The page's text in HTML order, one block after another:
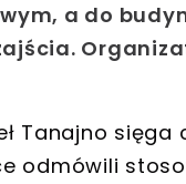
a do
Tanajno sięga
odmówili